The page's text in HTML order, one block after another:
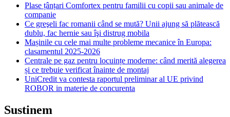
Plase țânțari Comfortex pentru familii cu copii sau animale de
companie
Ce greşeli fac romanii când se mută? Unii ajung să plătească
dublu, fac hernie sau îşi distrug mobila
Mașinile cu cele mai multe probleme mecanice în Europa:
clasamentul 2025-2026
Centrale pe gaz pentru locuințe moderne: când merită alegerea
și ce trebuie verificat înainte de montaj
UniCredit va contesta raportul preliminar al UE privind
ROBOR in materie de concurenta
Sustinem